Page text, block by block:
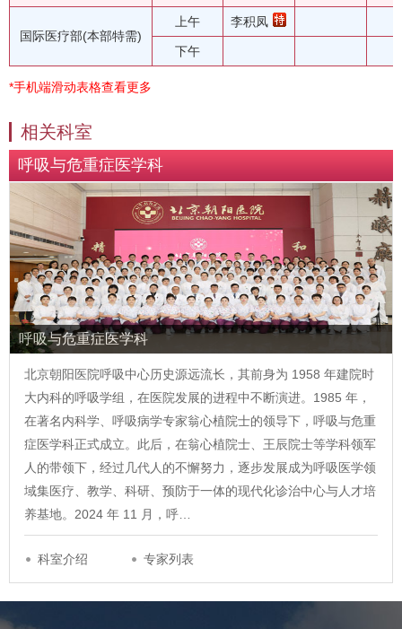
国际医疗部(本部特需)
上午 李积凤
下午
*手机端滑动表格查看更多
相关科室
呼吸与危重症医学科
呼吸与危重症医学科
北京朝阳医院呼吸中心历史源远流长，其前身为 1958 年建院时
大内科的呼吸学组，在医院发展的进程中不断演进。1985 年，
在著名内科学、呼吸病学专家翁心植院士的领导下，呼吸与危重
症医学科正式成立。此后，在翁心植院士、王辰院士等学科领军
人的带领下，经过几代人的不懈努力，逐步发展成为呼吸医学领
域集医疗、教学、科研、预防于一体的现代化诊治中心与人才培
养基地。2024 年 11 月，呼…
科室介绍 专家列表